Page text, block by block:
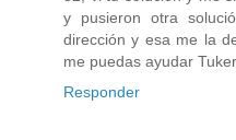
y pusieron otra
dirección y esa me la
me puedas ayudar
Responder